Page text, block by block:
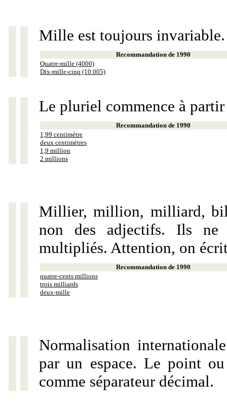
Mille est toujours invariable.
Recommandation de 1990
Quatre-mille (4000)
Dix-mille-cinq (10 005)
Le pluriel commence à
Recommandation de 1990
1,99 centimètre
deux centimètres
1,9 million
2 millions
Millier, million, milliard,
non des adjectifs. Ils ne
multipliés. Attention, on
Recommandation de 1990
quatre-cents millions
trois milliards
deux-mille
Normalisation
par un espace. Le point
comme séparateur décimal.